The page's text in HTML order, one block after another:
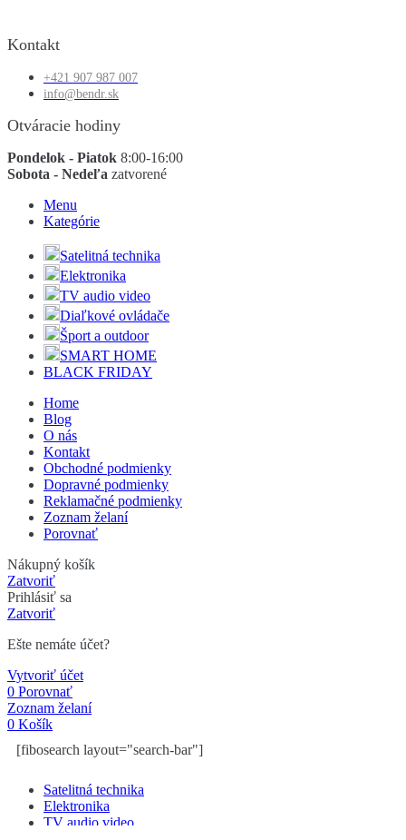
Kontakt
+421 907 987 007
info@bendr.sk
Otváracie hodiny
Pondelok - Piatok 8:00-16:00
Sobota - Nedeľa zatvorené
Menu
Kategórie
Satelitná technika
Elektronika
TV audio video
Diaľkové ovládače
Šport a outdoor
SMART HOME
BLACK FRIDAY
Home
Blog
O nás
Kontakt
Obchodné podmienky
Dopravné podmienky
Reklamačné podmienky
Zoznam želaní
Porovnať
Nákupný košík
Zatvoriť
Prihlásiť sa
Zatvoriť
Ešte nemáte účet?
Vytvoriť účet
0 Porovnať
Zoznam želaní
0 Košík
[fibosearch layout="search-bar"]
Satelitná technika
Elektronika
TV audio video